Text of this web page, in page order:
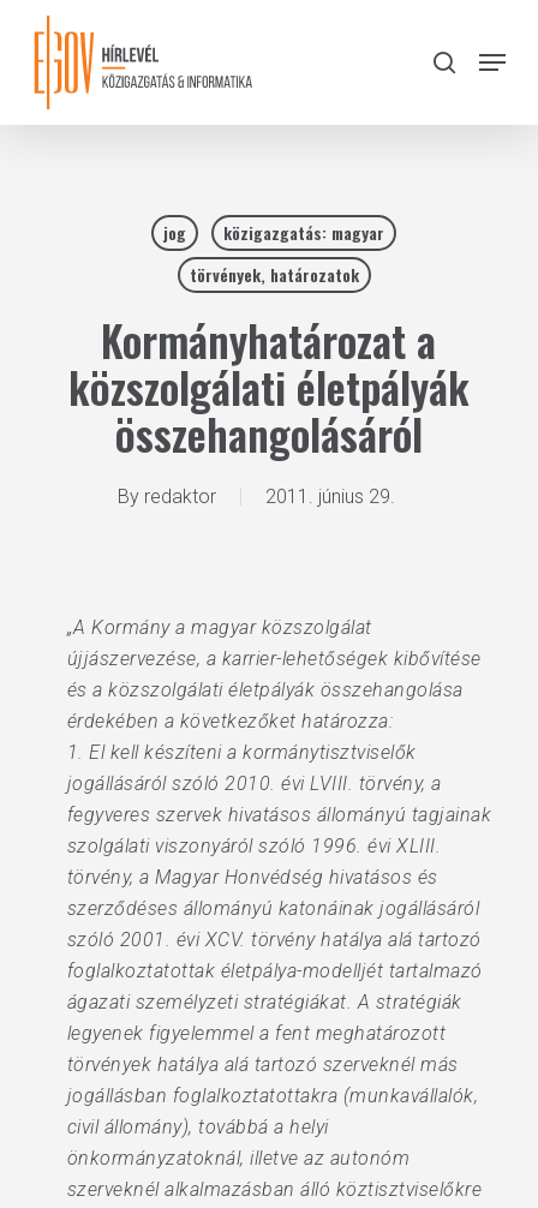
content
search
Menu
jog
közigazgatás: magyar
törvények, határozatok
Kormányhatározat a
közszolgálati életpályák
összehangolásáról
By redaktor 2011. június 29.
„A Kormány a magyar közszolgálat
újjászervezése, a karrier-lehetőségek kibővítése
és a közszolgálati életpályák összehangolása
érdekében a következőket határozza:
1. El kell készíteni a kormánytisztviselők
jogállásáról szóló 2010. évi LVIII. törvény, a
fegyveres szervek hivatásos állományú tagjainak
szolgálati viszonyáról szóló 1996. évi XLIII.
törvény, a Magyar Honvédség hivatásos és
szerződéses állományú katonáinak jogállásáról
szóló 2001. évi XCV. törvény hatálya alá tartozó
foglalkoztatottak életpálya-modelljét tartalmazó
ágazati személyzeti stratégiákat. A stratégiák
legyenek figyelemmel a fent meghatározott
törvények hatálya alá tartozó szerveknél más
jogállásban foglalkoztatottakra (munkavállalók,
civil állomány), továbbá a helyi
önkormányzatoknál, illetve az autonóm
szerveknél alkalmazásban álló köztisztviselőkre
Close